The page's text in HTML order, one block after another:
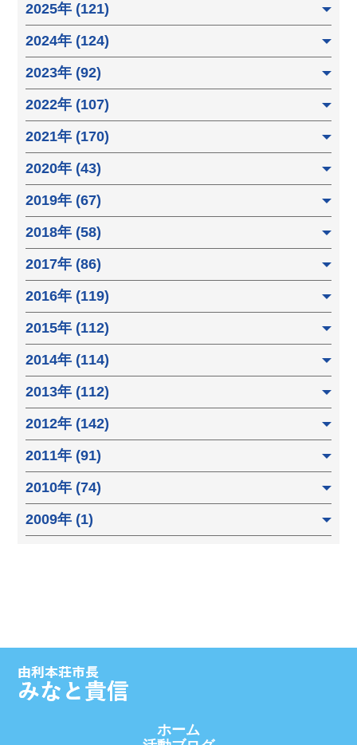
2025年 (121)
2024年 (124)
2023年 (92)
2022年 (107)
2021年 (170)
2020年 (43)
2019年 (67)
2018年 (58)
2017年 (86)
2016年 (119)
2015年 (112)
2014年 (114)
2013年 (112)
2012年 (142)
2011年 (91)
2010年 (74)
2009年 (1)
ホーム